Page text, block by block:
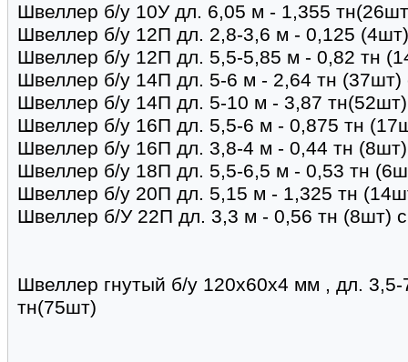
Швеллер б/у 10У дл. 6,05 м - 1,355
Швеллер б/у 12П дл. 2,8-3,6 м - 0,125 (4шт)
Швеллер б/у 12П дл. 5,5-5,85 м - 0,82 тн
Швеллер б/у 14П дл. 5-6 м - 2,64 тн
Швеллер б/у 14П дл. 5-10 м - 3,87 тн(52шт)
Швеллер б/у 16П дл. 5,5-6 м - 0,875 тн
Швеллер б/у 16П дл. 3,8-4 м - 0,44 тн
Швеллер б/у 18П дл. 5,5-6,5 м - 0,53 тн
Швеллер б/у 20П дл. 5,15 м - 1,325 тн
Швеллер б/У 22П дл. 3,3 м - 0,56 тн (8шт)
Швеллер гнутый б/у 120х60х4 мм , дл.
тн(75шт)